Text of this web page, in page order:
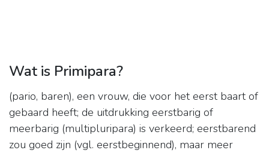
Wat is Primipara?
(pario, baren), een vrouw, die voor het eerst baart of
gebaard heeft; de uitdrukking eerstbarig of
meerbarig (multipluripara) is verkeerd; eerstbarend
zou goed zijn (vgl. eerstbeginnend), maar meer